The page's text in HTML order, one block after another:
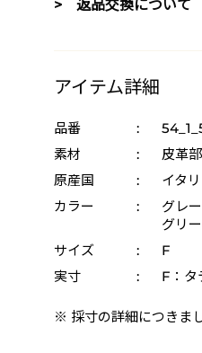
> 返品交換について
アイテム詳細
品番 :
素材
:
皮革
原産国
:
イタ
カラー
:
グレ
グリ
サイズ
:
F
実寸
: F：タ
※ 採寸の詳細につきま